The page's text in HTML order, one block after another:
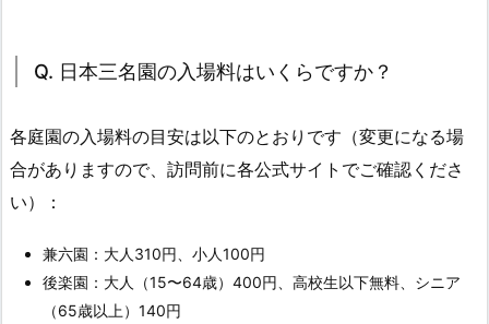
Q. 日本三名園の入場料はいくらですか？
各庭園の入場料の目安は以下のとおりです（変更になる場
合がありますので、訪問前に各公式サイトでご確認くださ
い）：
兼六園：大人310円、小人100円
後楽園：大人（15〜64歳）400円、高校生以下無料、シニア
（65歳以上）140円